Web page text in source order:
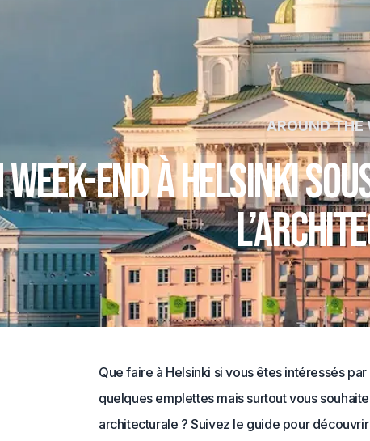
AROUND THE
week-end à Helsinki
Que faire à Helsinki si vous êtes intéressés
quelques emplettes mais surtout vous
architecturale ? Suivez le guide pour